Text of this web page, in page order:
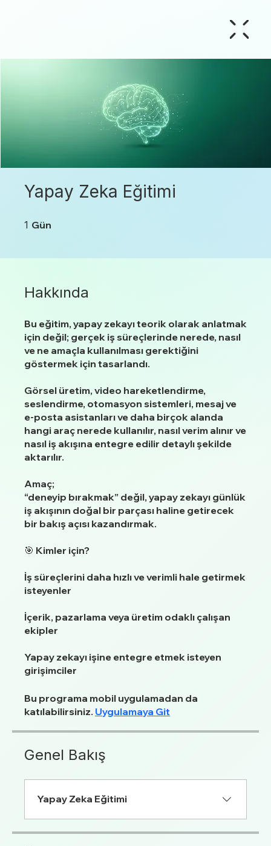
Yapay Zeka Eğitimi
1 Gün
Hakkında
Bu eğitim, yapay zekayı teorik olarak anlatmak
için değil; gerçek iş süreçlerinde nerede, nasıl
ve ne amaçla kullanılması gerektiğini
göstermek için tasarlandı.
Görsel üretim, video hareketlendirme,
seslendirme, otomasyon sistemleri, mesaj ve
e-posta asistanları ve daha birçok alanda
hangi araç nerede kullanılır, nasıl verim alınır ve
nasıl iş akışına entegre edilir detaylı şekilde
aktarılır.
Amaç;
“deneyip bırakmak” değil, yapay zekayı günlük
iş akışının doğal bir parçası haline getirecek
bir bakış açısı kazandırmak.
🎯 Kimler için?
İş süreçlerini daha hızlı ve verimli hale getirmek
isteyenler
İçerik, pazarlama veya üretim odaklı çalışan
ekipler
Yapay zekayı işine entegre etmek isteyen
girişimciler
Bu programa mobil uygulamadan da
katılabilirsiniz. Uygulamaya Git
Genel Bakış
Yapay Zeka Eğitimi